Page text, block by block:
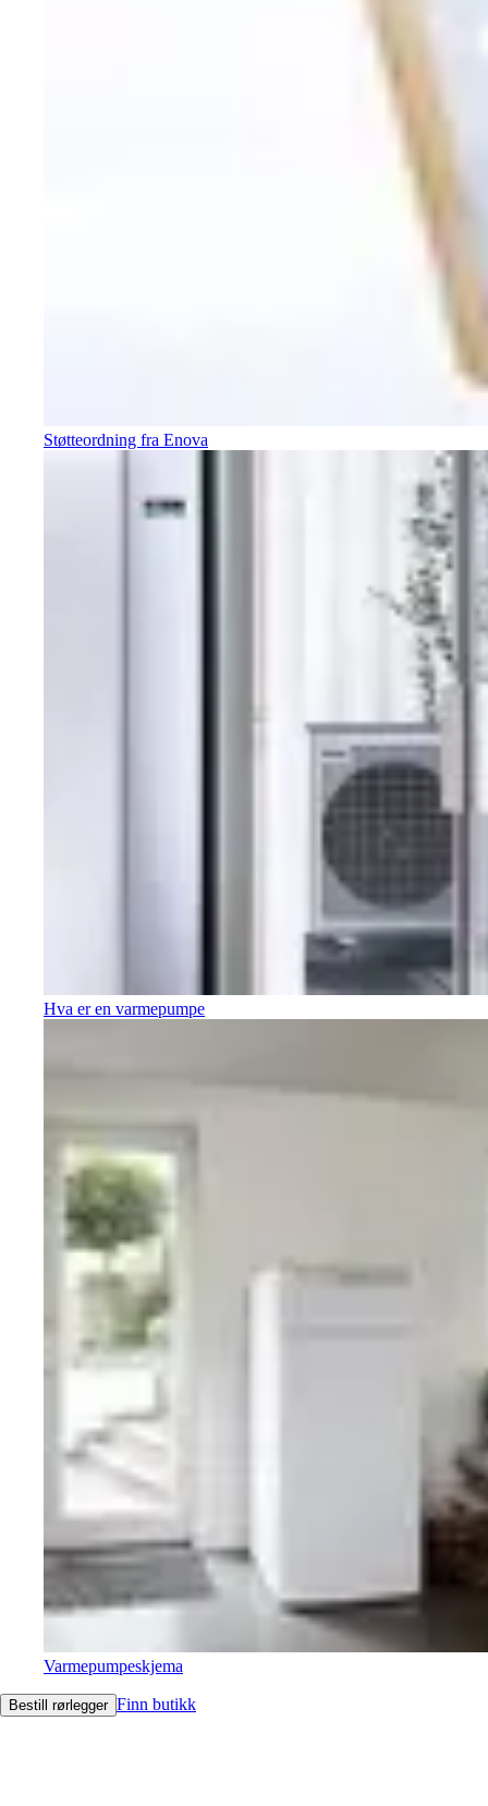
Støtteordning fra Enova
Hva er en varmepumpe
Varmepumpeskjema
Bestill rørlegger Finn butikk